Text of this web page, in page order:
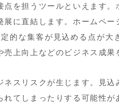
を担うツールといえます
に直結します。ホームペ
的な集客が見込める点が大
上向上などのビジネス成果
スリスクが生じます。見
てしまったりする可能性